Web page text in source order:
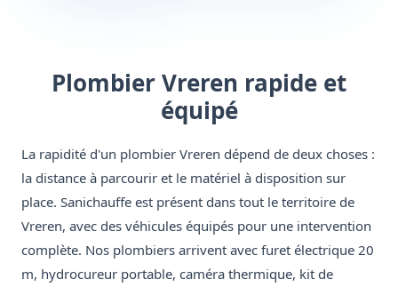
Plombier Vreren rapide et
équipé
La rapidité d'un plombier Vreren dépend de deux choses :
la distance à parcourir et le matériel à disposition sur
place. Sanichauffe est présent dans tout le territoire de
Vreren, avec des véhicules équipés pour une intervention
complète. Nos plombiers arrivent avec furet électrique 20
m, hydrocureur portable, caméra thermique, kit de